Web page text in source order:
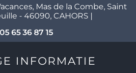
Mas de la Combe, Saint
- 46090, CAHORS |
05 65 36 87 15
INFORMATIE